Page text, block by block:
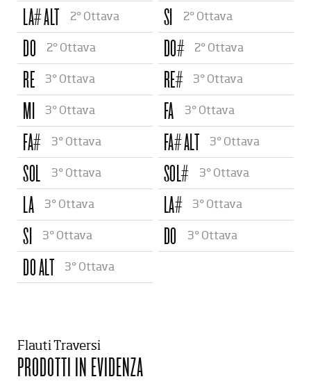
LA# ALT 2° Ottava SI 2° Ottava
DO 2° Ottava DO# 2° Ottava
RE 3° Ottava RE# 3° Ottava
MI 3° Ottava FA 3° Ottava
FA# 3° Ottava FA# ALT 3° Ottava
SOL 3° Ottava SOL# 3° Ottava
LA 3° Ottava LA# 3° Ottava
SI 3° Ottava DO 3° Ottava
DO ALT 3° Ottava
Flauti Traversi
PRODOTTI IN EVIDENZA